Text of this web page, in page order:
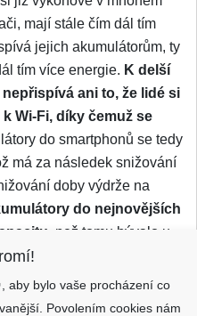
mají stále čím dál tím
jejich akumulátorům, ty
tím více energie. K delší
ani to, že lidé si
Wi-Fi, díky čemuž se
do smartphonů se tedy
má za následek snižování
doby výdrže na
do nejnovějších
, než tomu bývalo u
nejsou schopny
A právě tehdy, když
v mobilu,
aby bylo vaše procházení co
Povolením cookies nám